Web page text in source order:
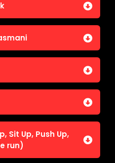
UU Kepolisian)
Sit Up, Push Up,
run)